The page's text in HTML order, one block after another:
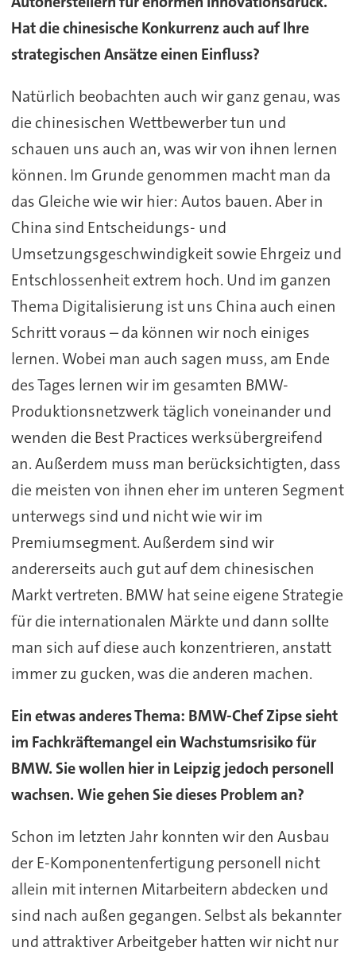
Hat die chinesische Konkurrenz auch auf Ihre
strategischen Ansätze einen Einfluss?
Natürlich beobachten auch wir ganz genau, was
die chinesischen Wettbewerber tun und
schauen uns auch an, was wir von ihnen lernen
können. Im Grunde genommen macht man da
das Gleiche wie wir hier: Autos bauen. Aber in
China sind Entscheidungs- und
Umsetzungsgeschwindigkeit sowie Ehrgeiz und
Entschlossenheit extrem hoch. Und im ganzen
Thema Digitalisierung ist uns China auch einen
Schritt voraus – da können wir noch einiges
lernen. Wobei man auch sagen muss, am Ende
des Tages lernen wir im gesamten BMW-
Produktionsnetzwerk täglich voneinander und
wenden die Best Practices werksübergreifend
an. Außerdem muss man berücksichtigten, dass
die meisten von ihnen eher im unteren Segment
unterwegs sind und nicht wie wir im
Premiumsegment. Außerdem sind wir
andererseits auch gut auf dem chinesischen
Markt vertreten. BMW hat seine eigene Strategie
für die internationalen Märkte und dann sollte
man sich auf diese auch konzentrieren, anstatt
immer zu gucken, was die anderen machen.
Ein etwas anderes Thema: BMW-Chef Zipse sieht
im Fachkräftemangel ein Wachstumsrisiko für
BMW. Sie wollen hier in Leipzig jedoch personell
wachsen. Wie gehen Sie dieses Problem an?
Schon im letzten Jahr konnten wir den Ausbau
der E-Komponentenfertigung personell nicht
allein mit internen Mitarbeitern abdecken und
sind nach außen gegangen. Selbst als bekannter
und attraktiver Arbeitgeber hatten wir nicht nur